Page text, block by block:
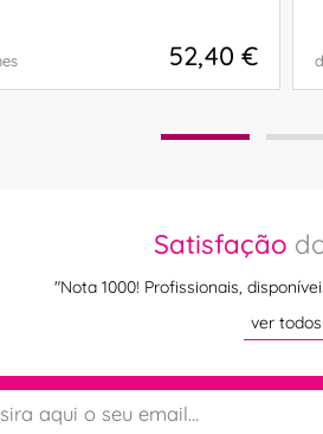
52,40 €
Satisfação
"Nota 1000! Profissionais,
ver todos